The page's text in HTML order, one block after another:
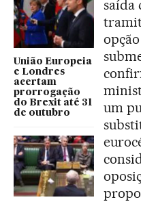
União Europeia
e Londres
acertam
prorrogação
do Brexit até 31
de outubro
saída
um